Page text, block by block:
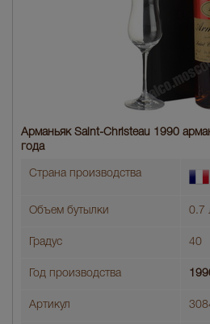
Арманьяк Saint-Christeau 1990
года
Страна производства
Объем бутылки 0.7
Градус 40
Год производства
Артикул